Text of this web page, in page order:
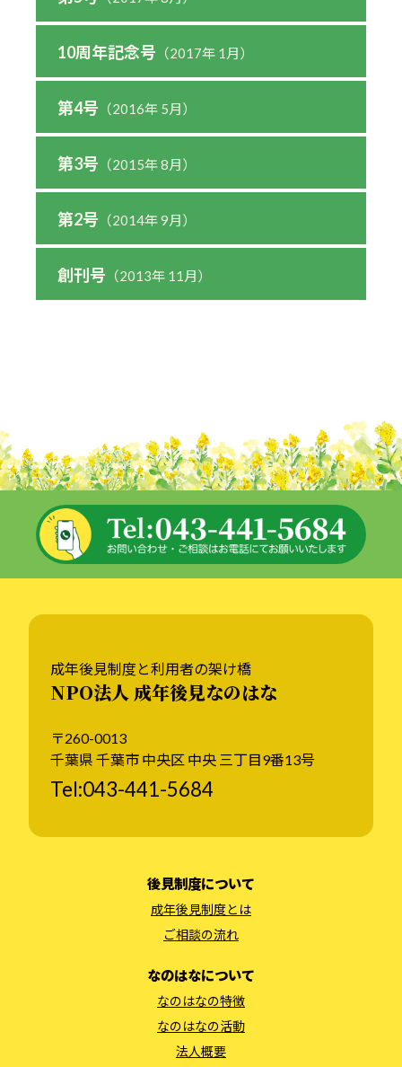
10周年記念号 （2017年 1月）
第4号 （2016年 5月）
第3号 （2015年 8月）
第2号 （2014年 9月）
創刊号 （2013年 11月）
成年後見制度と利用者の架け橋
NPO法人 成年後見なのはな
〒260-0013
千葉県 千葉市 中央区 中央 三丁目9番13号
Tel:043-441-5684
後見制度について
成年後見制度とは
ご相談の流れ
なのはなについて
なのはなの特徴
なのはなの活動
法人概要